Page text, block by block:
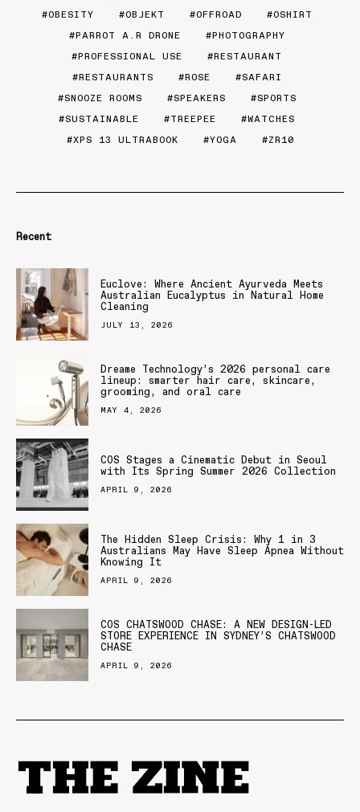
OBESITY
OBJEKT OFFROAD
OSHIRT
PARROT A.R DRONE
PHOTOGRAPHY
PROFESSIONAL USE
RESTAURANT
RESTAURANTS
ROSE
SAFARI
SNOOZE ROOMS
SPEAKERS
SPORTS
SUSTAINABLE
TREEPEE
WATCHES
XPS 13 ULTRABOOK
YOGA ZR10
Recent
Euclove: Where Ancient Ayurveda Meets
Australian Eucalyptus in Natural Home
Cleaning
JULY 13, 2026
Dreame Technology’s 2026 personal care
lineup: smarter hair care, skincare,
grooming, and oral care
MAY 4, 2026
COS Stages a Cinematic Debut in Seoul
with Its Spring Summer 2026 Collection
APRIL 9, 2026
The Hidden Sleep Crisis: Why 1 in 3
Australians May Have Sleep Apnea Without
Knowing It
APRIL 9, 2026
COS CHATSWOOD CHASE: A NEW DESIGN-LED
STORE EXPERIENCE IN SYDNEY’S CHATSWOOD
CHASE
APRIL 9, 2026